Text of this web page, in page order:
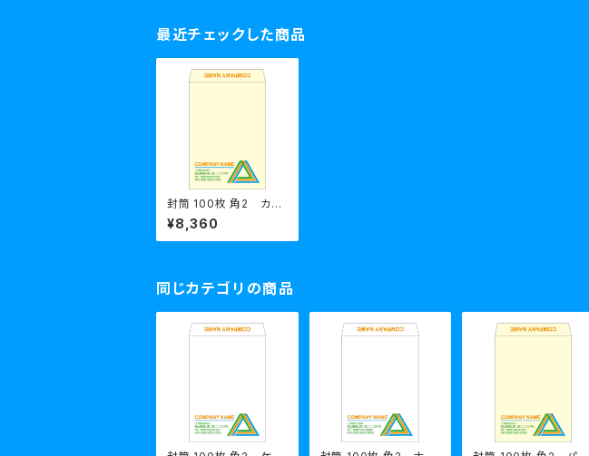
最近チェックした商品
封筒 100枚 角2 カラ
ー85g
¥8,360
同じカテゴリの商品